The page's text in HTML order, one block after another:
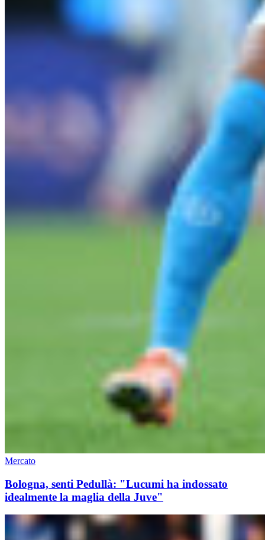
Mercato
Bologna, senti Pedullà: "Lucumi ha indossato
idealmente la maglia della Juve"